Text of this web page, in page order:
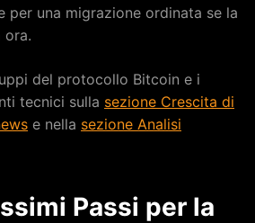
una migrazione ordinata se la
ora.
del protocollo Bitcoin e i
tecnici sulla sezione Crescita di
e nella sezione Analisi
Passi per la